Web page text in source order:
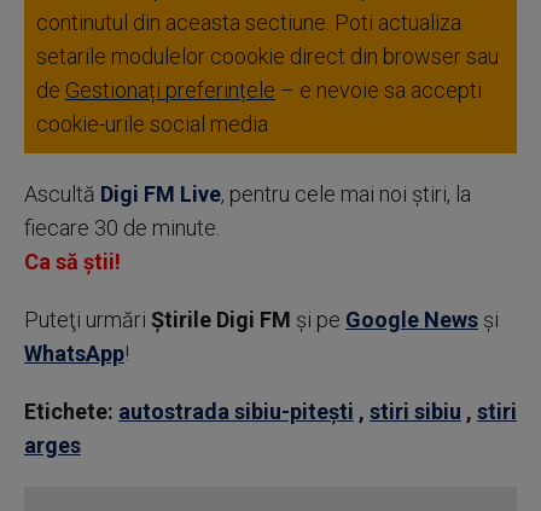
continutul din aceasta sectiune. Poti actualiza
setarile modulelor coookie direct din browser sau
de Gestionați preferințele – e nevoie sa accepti
cookie-urile social media
Ascultă Digi FM Live, pentru cele mai noi știri, la
fiecare 30 de minute.
Ca să știi!
Puteţi urmări Știrile Digi FM şi pe Google News şi
WhatsApp!
Etichete: autostrada sibiu-pitești , stiri sibiu , stiri
arges